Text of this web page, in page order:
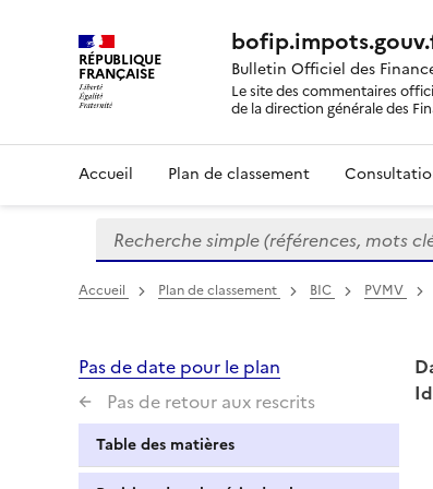
RÉPUBLIQUE
FRANÇAISE Bulletin Officiel des
Le site des commentaires
de la direction générale des
Accueil Plan de classement
Formulaire
de
recherche
Recherche simple (références, mots
Accueil Plan de classement BIC PVMV
Pas de date pour le plan
Pas de retour aux rescrits
Table des matières